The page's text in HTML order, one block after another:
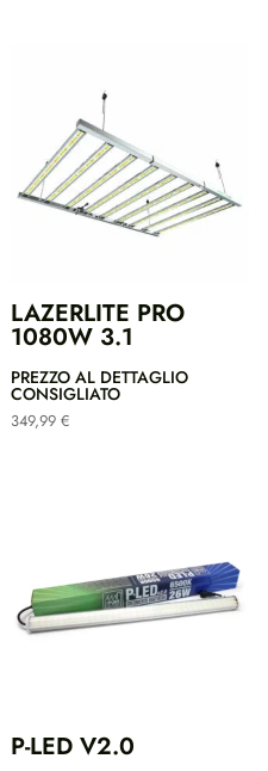
LAZERLITE PRO
1080W 3.1
PREZZO AL DETTAGLIO
CONSIGLIATO
349,99 €
P-LED V2.0